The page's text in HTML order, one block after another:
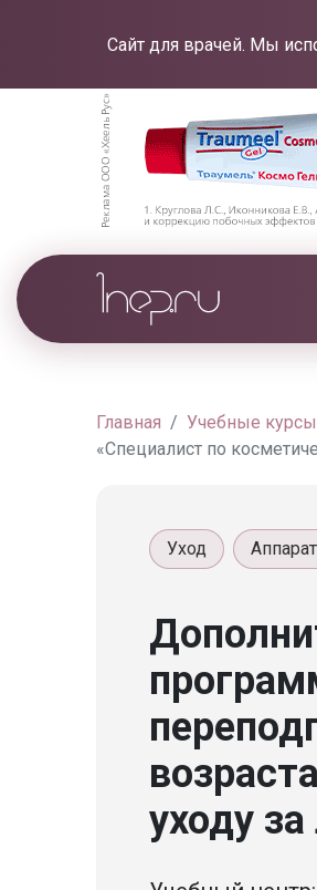
Сайт для врачей. Мы
Главная Учебные курсы
«Специалист по
Уход
уходу